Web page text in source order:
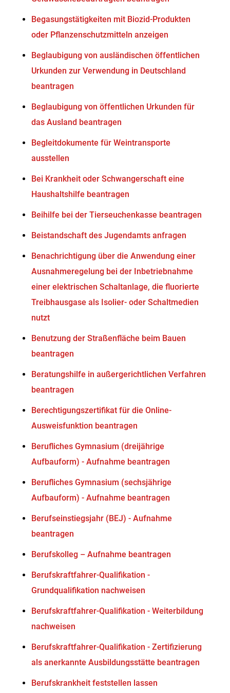
Begasungstätigkeiten mit Biozid-Produkten
oder Pflanzenschutzmitteln anzeigen
Beglaubigung von ausländischen öffentlichen
Urkunden zur Verwendung in Deutschland
beantragen
Beglaubigung von öffentlichen Urkunden für
das Ausland beantragen
Begleitdokumente für Weintransporte
ausstellen
Bei Krankheit oder Schwangerschaft eine
Haushaltshilfe beantragen
Beihilfe bei der Tierseuchenkasse beantragen
Beistandschaft des Jugendamts anfragen
Benachrichtigung über die Anwendung einer
Ausnahmeregelung bei der Inbetriebnahme
einer elektrischen Schaltanlage, die fluorierte
Treibhausgase als Isolier- oder Schaltmedien
nutzt
Benutzung der Straßenfläche beim Bauen
beantragen
Beratungshilfe in außergerichtlichen Verfahren
beantragen
Berechtigungszertifikat für die Online-
Ausweisfunktion beantragen
Berufliches Gymnasium (dreijährige
Aufbauform) - Aufnahme beantragen
Berufliches Gymnasium (sechsjährige
Aufbauform) - Aufnahme beantragen
Berufseinstiegsjahr (BEJ) - Aufnahme
beantragen
Berufskolleg – Aufnahme beantragen
Berufskraftfahrer-Qualifikation -
Grundqualifikation nachweisen
Berufskraftfahrer-Qualifikation - Weiterbildung
nachweisen
Berufskraftfahrer-Qualifikation - Zertifizierung
als anerkannte Ausbildungsstätte beantragen
Berufskrankheit feststellen lassen